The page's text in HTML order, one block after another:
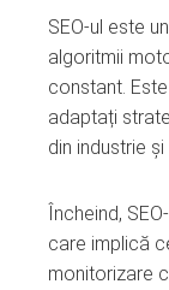
SEO-ul este
algoritmii
constant.
adaptați
din industrie
Încheind,
care implică
monitorizare